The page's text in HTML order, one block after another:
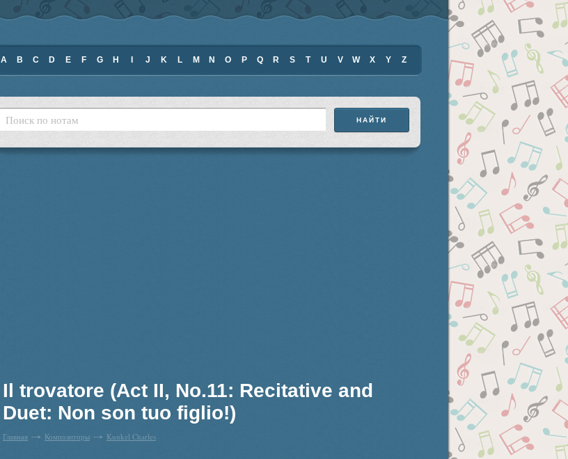
A B C D E F G H J K L M N O P Q R S T U V W X Y Z
Il trovatore (Act II, No.11: Recitative and
Duet: Non son tuo figlio!)
Главная Композиторы Kunkel Charles